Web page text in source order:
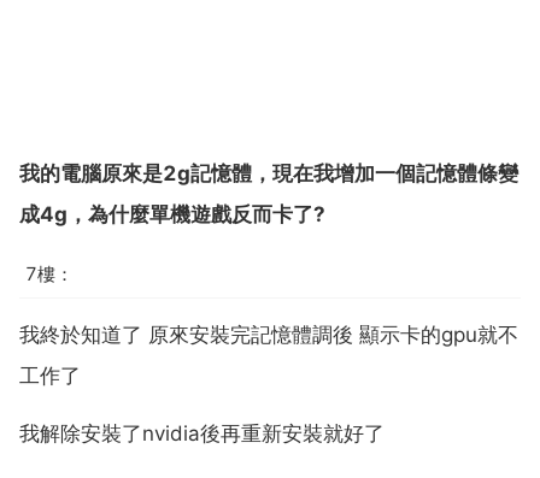
我的電腦原來是2g記憶體，現在我增加一個記憶體條變
成4g，為什麼單機遊戲反而卡了?
7樓：
我終於知道了 原來安裝完記憶體調後 顯示卡的gpu就不
工作了
我解除安裝了nvidia後再重新安裝就好了